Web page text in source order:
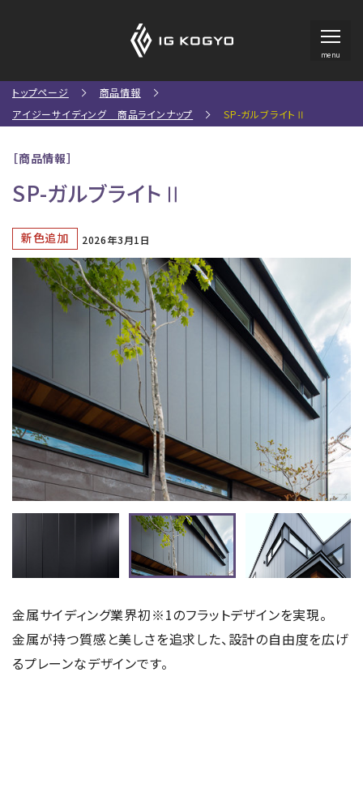
menu
トップページ
商品情報
アイジーサイディング 商品ラインナップ
SP-ガルブライトⅡ
［商品情報］
SP-ガルブライトⅡ
新色追加 2026年3月1日
金属サイディング業界初※1のフラットデザインを実現。
金属が持つ質感と美しさを追求した、設計の自由度を広げ
るプレーンなデザインです。